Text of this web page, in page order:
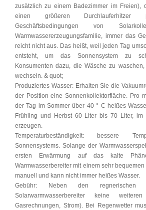
zusätzlich zu einem Badezimmer im Freien),
einen größeren Durchlauferhitzer
Geschäftsbedingungen von
Warmwassererzeugungsfamilie, immer das
reicht nicht aus. Das heißt, weil jeden Tag
entsteht, um das Sonnensystem zu
Konsumenten dazu, die Wäsche zu
wechseln. & quot;
Produziertes Wasser: Erhalten Sie die
der Position eine Sonnenkollektorfläche. Pro
der Tag im Sommer über 40 ° C heißes
Frühling und Herbst 60 Liter bis 70 Liter,
erzeugen.
Temperaturbeständigkeit: bessere
Sonnensystems. Solange der
ersten Erwärmung auf das kalte
Warmwasserbereiter mit einem sehr
manuell und kann nicht immer heißes Wasser.
Gebühr: Neben den
Solarwarmwasserbereiter keine
Gasrechnungen, Strom). Bei Regenwetter